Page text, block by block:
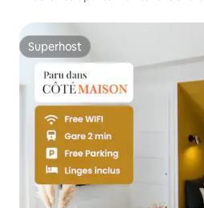
Superhost
Superhost